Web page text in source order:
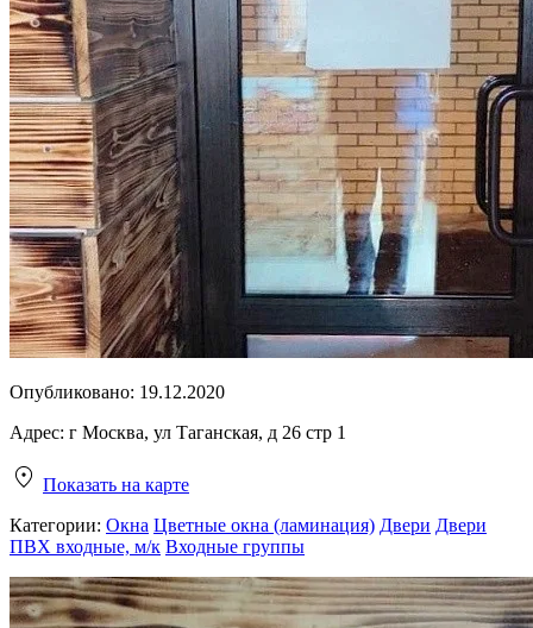
Опубликовано: 19.12.2020
Адрес: г Москва, ул Таганская, д 26 стр 1
Показать на карте
Категории: Окна Цветные окна (ламинация) Двери Двери
ПВХ входные, м/к Входные группы